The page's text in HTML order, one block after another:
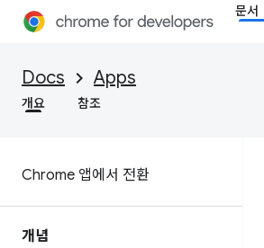
문서
Docs Apps
개요 참조
Chrome 앱에서 전환
개념